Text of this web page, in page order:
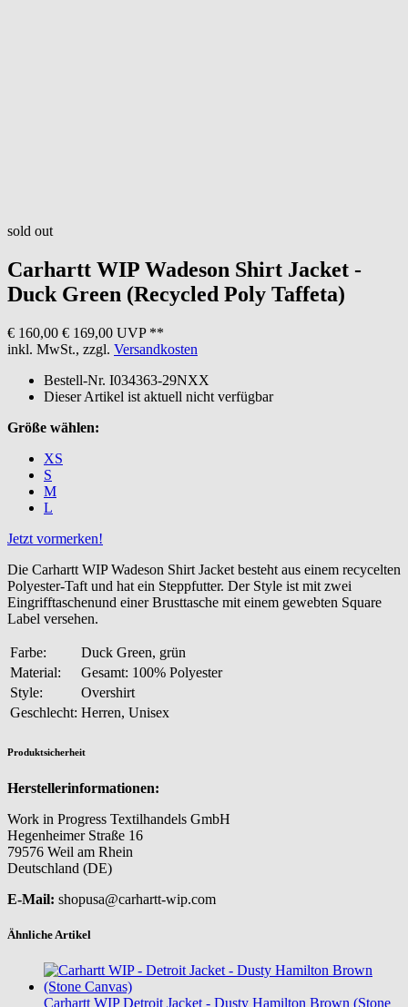
sold out
Carhartt WIP Wadeson Shirt Jacket -
Duck Green (Recycled Poly Taffeta)
€ 160,00 € 169,00 UVP **
inkl. MwSt., zzgl. Versandkosten
Bestell-Nr. I034363-29NXX
Dieser Artikel ist aktuell nicht verfügbar
Größe wählen:
XS
S
M
L
Jetzt vormerken!
Die Carhartt WIP Wadeson Shirt Jacket besteht aus einem recycelten
Polyester-Taft und hat ein Steppfutter. Der Style ist mit zwei
Eingrifftaschenund einer Brusttasche mit einem gewebten Square
Label versehen.
Farbe:
Duck Green, grün
Material:
Gesamt: 100% Polyester
Style:
Overshirt
Geschlecht: Herren, Unisex
Produktsicherheit
Herstellerinformationen:
Work in Progress Textilhandels GmbH
Hegenheimer Straße 16
79576 Weil am Rhein
Deutschland (DE)
E-Mail: shopusa@carhartt-wip.com
Ähnliche Artikel
Carhartt WIP Detroit Jacket - Dusty Hamilton Brown (Stone